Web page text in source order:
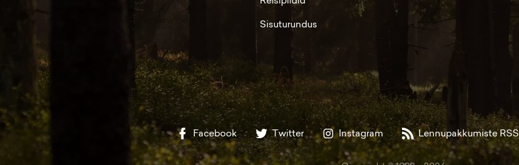
Sisuturundus
Facebook Twitter Instagram Lennupakkumiste RSS